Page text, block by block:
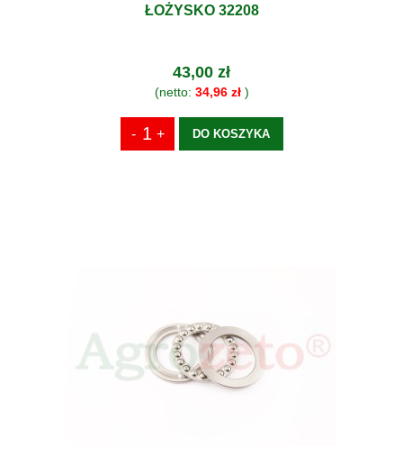
ŁOŻYSKO 32208
43,00 zł
(netto: 34,96 zł)
DO KOSZYKA